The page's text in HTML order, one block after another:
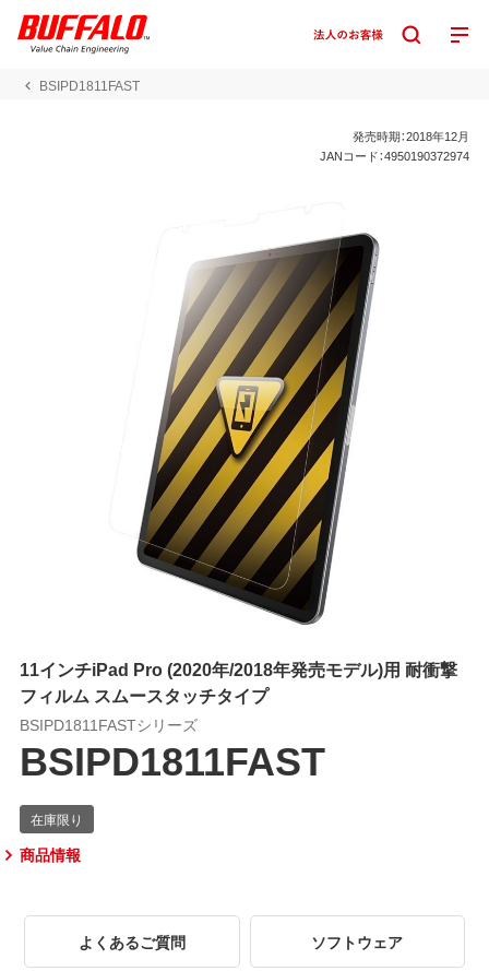
BSIPD1811FAST
発売時期：2018年12月
JANコード：4950190372974
11インチiPad Pro (2020年/2018年発売モデル)用 耐衝撃
フィルム スムースタッチタイプ
BSIPD1811FASTシリーズ
BSIPD1811FAST
商品情報
よくあるご質問 ソフトウェア